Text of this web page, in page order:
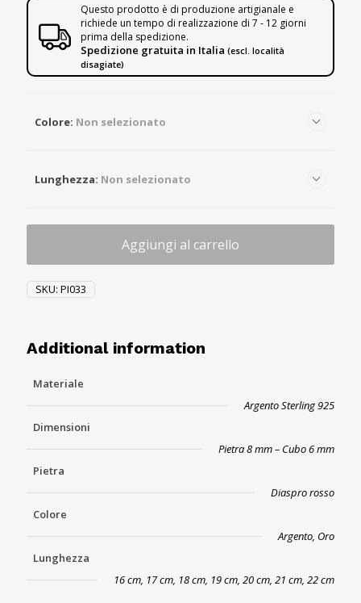
Spedizione gratuita in Italia (escl. località
disagiate)
Questo prodotto è di produzione artigianale e
richiede un tempo di realizzazione di 7 - 12 giorni
prima della spedizione.
Colore: Non selezionato
Lunghezza: Non selezionato
Aggiungi al carrello
SKU: PI033
Additional information
Materiale
Argento Sterling 925
Dimensioni
Pietra 8 mm – Cubo 6 mm
Pietra
Diaspro rosso
Colore
Argento, Oro
Lunghezza
16 cm, 17 cm, 18 cm, 19 cm, 20 cm, 21 cm, 22 cm